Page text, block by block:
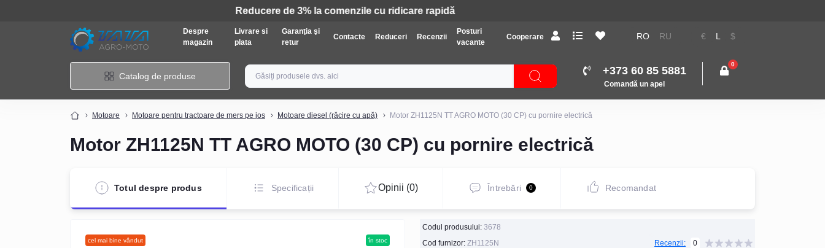
Tehnică: Livrare gratuită
Despre
magazin
Livrare si
plata
Garanţia şi
retur
Contacte Reduceri Recenzii
Posturi
vacante
Cooperare RO RU € L $
Catalog de produse +373 60 85 5881
Comandă un apel
0
Motoare Motoare pentru tractoare de mers pe jos Motoare diesel (răcire cu apă) Motor ZH1125N TT AGRO MOTO (30 CP) cu pornire electrică
Motor ZH1125N TT AGRO MOTO (30 CP) cu pornire electrică
Totul despre produs Specificații Opinii (0) Întrebări 0 Recomandat
cel mai bine vândut în stoc
Codul produsului: 3678
Cod furnizor: ZH1125N
Recenzii: 0